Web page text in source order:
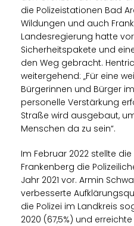
die Polizeistationen Bad
Wildungen und auch
Landesregierung hatte
Sicherheitspakete und
den Weg gebracht.
weitergehend: „Für eine
Bürgerinnen und Bürger
personelle Verstärkung
Straße wird ausgebaut,
Menschen da zu sein“.
Im Februar 2022 stellte
Frankenberg die
Jahr 2021 vor. Armin
verbesserte
die Polizei im Landkreis
2020 (67,5%) und